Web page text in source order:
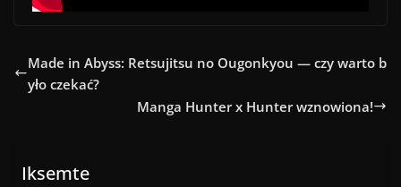
Made in Abyss: Retsujitsu no Ougonkyou — czy warto b
yło czekać?
Manga Hunter x Hunter wznowiona!
Iksemte